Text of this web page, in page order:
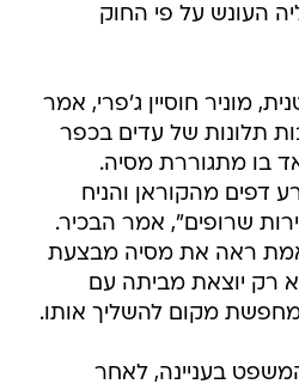
העונש על פי החוק
מוניר חוסיין ג'פרי, אמר
תלונות של עדים בכפר
בו מתגוררת מסיה.
דפים מהקוראן והניח
שרופים", אמר הבכיר.
ראה את מסיה מבצעת
רק יוצאת מביתה עם
מקום להשליך אותו.
בעניינה, לאחר